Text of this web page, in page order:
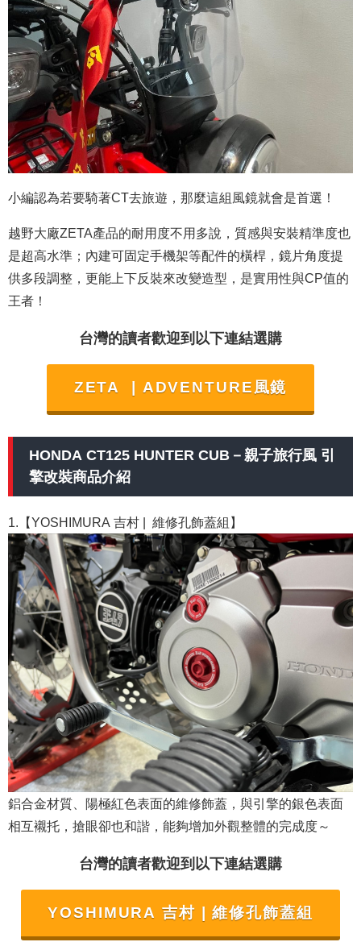
小編認為若要騎著CT去旅遊，那麼這組風鏡就會是首選！
越野大廠ZETA產品的耐用度不用多說，質感與安裝精準度也
是超高水準；內建可固定手機架等配件的橫桿，鏡片角度提
供多段調整，更能上下反裝來改變造型，是實用性與CP值的
王者！
台灣的讀者歡迎到以下連結選購
ZETA ADVENTURE風鏡
HONDA CT125 HUNTER CUB－親子旅行風 引
擎改裝商品介紹
1.【YOSHIMURA 吉村 維修孔飾蓋組】
鋁合金材質、陽極紅色表面的維修飾蓋，與引擎的銀色表面
相互襯托，搶眼卻也和諧，能夠增加外觀整體的完成度～
台灣的讀者歡迎到以下連結選購
YOSHIMURA 吉村 | 維修孔飾蓋組